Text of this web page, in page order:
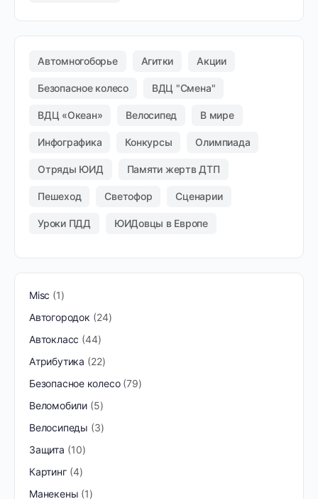
Автомногоборье Агитки Акции
Безопасное колесо ВДЦ "Смена"
ВДЦ «Океан» Велосипед В мире
Инфографика Конкурсы Олимпиада
Отряды ЮИД Памяти жертв ДТП
Пешеход Светофор Сценарии
Уроки ПДД ЮИДовцы в Европе
Misc
1
Автогородок
24
Автокласс 44
Атрибутика
22
Безопасное колесо 79
Веломобили 5
Велосипеды
3
Защита
10
Картинг 4
Манекены 1